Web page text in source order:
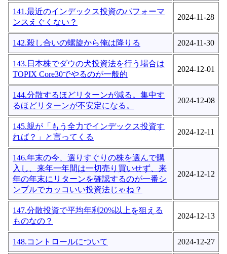
141.最近のインデックス投資のパフォーマ
ンスえぐくない？
2024-11-28
142.殺し合いの螺旋から俺は降りる 2024-11-30
143.日本株でダウの犬投資法を行う場合は
TOPIX Core30でやるのが一般的
2024-12-01
144.分散するほどリターンが減る。集中す
るほどリターンが不安定になる。
2024-12-08
145.親が「もう全力でインデックス投資す
れば？」と言ってくる
2024-12-11
146.年末の今、選りすぐりの株を選んで購
入し、来年一年間は一切売り買いせず、来
年の年末にリターンを確認するのが一番シ
ンプルでカッコいい投資法じゃね？
2024-12-12
147.分散投資で平均年利20%以上を狙える
ものなの？
2024-12-13
148.コントロールについて 2024-12-27